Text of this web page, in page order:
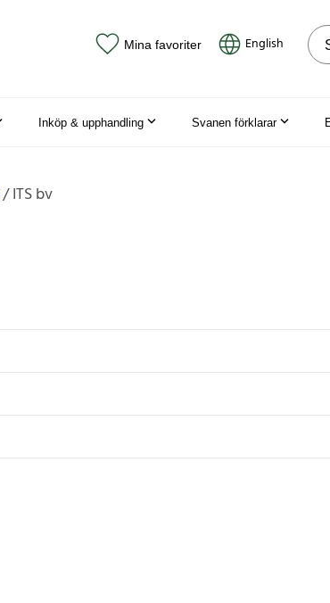
Mina favoriter English
Inköp & upphandling Svanen förklarar
ITS bv